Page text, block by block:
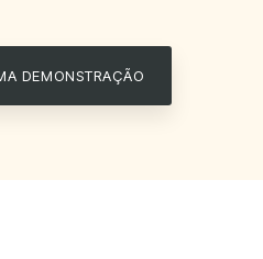
DEMONSTRAÇÃO